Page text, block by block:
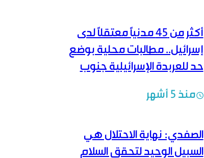
أكثر من 45 مدنياً معتقلاً لدى
إسرائيل.. مطالبات محلية بوضع
حد للعربدة الإسرائيلية جنوب
منذ 5 أشهر
الصفدي: نهاية الاحتلال هي
السبيل الوحيد لتحقق السلام